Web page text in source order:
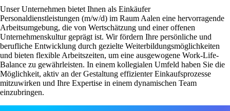
Unser Unternehmen bietet Ihnen als Einkäufer
Personaldienstleistungen (m/w/d) im Raum Aalen eine hervorragende
Arbeitsumgebung, die von Wertschätzung und einer offenen
Unternehmenskultur geprägt ist. Wir fördern Ihre persönliche und
berufliche Entwicklung durch gezielte Weiterbildungsmöglichkeiten
und bieten flexible Arbeitszeiten, um eine ausgewogene Work-Life-
Balance zu gewährleisten. In einem kollegialen Umfeld haben Sie die
Möglichkeit, aktiv an der Gestaltung effizienter Einkaufsprozesse
mitzuwirken und Ihre Expertise in einem dynamischen Team
einzubringen.